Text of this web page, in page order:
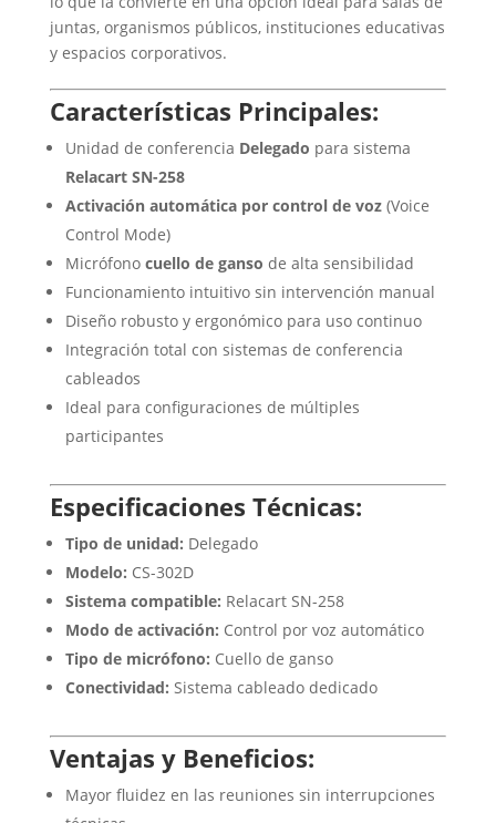
juntas, organismos públicos, instituciones educativas
y espacios corporativos.
Características Principales:
Unidad de conferencia Delegado para sistema
Relacart SN-258
Activación automática por control de voz(Voice
Control Mode)
Micrófono cuello de ganso de alta sensibilidad
Funcionamiento intuitivo sin intervención manual
Diseño robusto y ergonómico para uso continuo
Integración total con sistemas de conferencia
cableados
Ideal para configuraciones de múltiples
participantes
Especificaciones Técnicas:
Tipo de unidad: Delegado
Modelo: CS-302D
Sistema compatible: Relacart SN-258
Modo de activación: Control por voz automático
Tipo de micrófono: Cuello de ganso
Conectividad: Sistema cableado dedicado
Ventajas y Beneficios:
Mayor fluidez en las reuniones sin interrupciones